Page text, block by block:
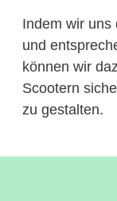
Indem wir uns
und
können wir
Scootern
zu gestalten.